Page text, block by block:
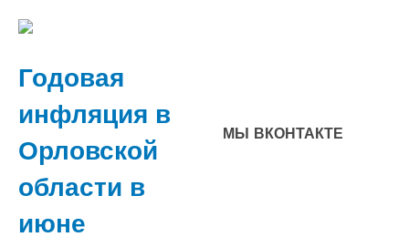
Годовая
инфляция в
Орловской
области в
июне
МЫ ВКОНТАКТЕ